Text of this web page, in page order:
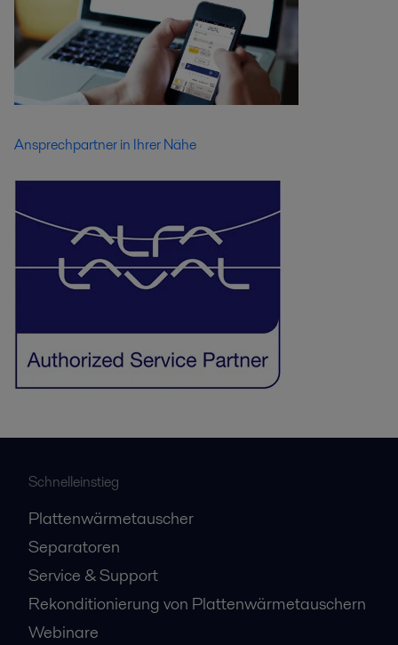
Ansprechpartner in Ihrer Nähe
Schnelleinstieg
Plattenwärmetauscher
Separatoren
Service & Support
Rekonditionierung von Plattenwärmetauschern
Webinare